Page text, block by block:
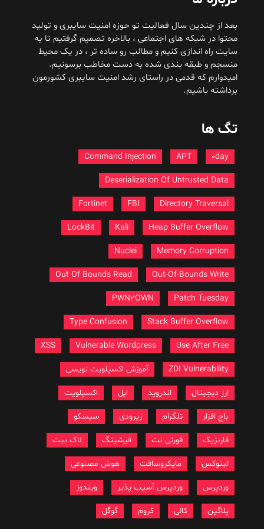
فعالیت تو حوزه امنیت سایبری و تولید
اجتماعی ، بالاخره تصمیم گرفتیم تا یه
کنیم و مطالب رو ساده تر ، در یک محیط
شده به دست مخاطب برسونیم.
در راستای رشد امنیت سایبری کشورمون
Command Injection
Deserialization Of
FBI
Fortinet
Kali
LockBit
Nuclei
Out Of Bounds Read
PWN2OWN
Type Confusion
Vulnerable Wordpress
XSS
آموزش اکسپلویت نویسی
اپل اکسپلویت
زیرودی سیسکو
فیشینگ لاک بیت
مایکروسافت هوش مصنوعی
آسیب پذیر ویندوز
کروم گوگل